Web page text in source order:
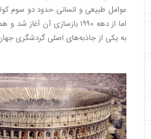
عوامل طبیعی و انسانی حدود دو سوم
اما از دهه ۱۹۹۰ بازسازی آن
به یکی از جاذبه‌های اصلی گردشگری